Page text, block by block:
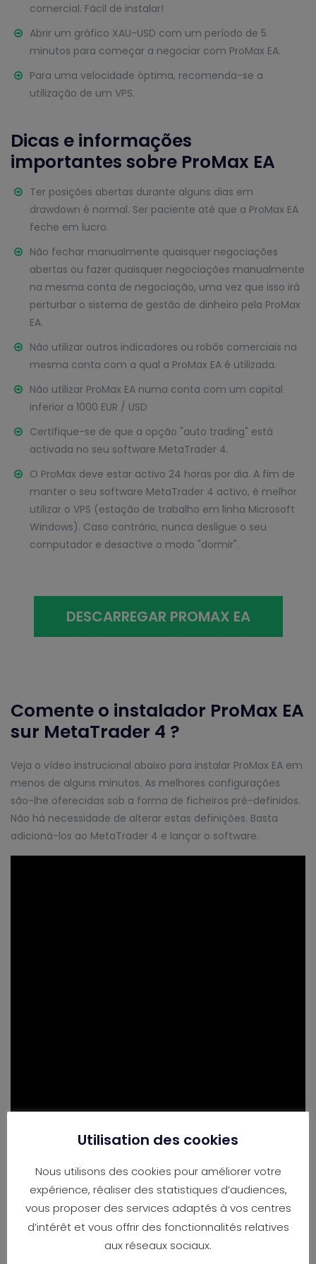
comercial. Fácil de instalar!
Abrir um gráfico XAU-USD com um período de 5
minutos para começar a negociar com ProMax EA.
Para uma velocidade óptima, recomenda-se a
utilização de um VPS.
Dicas e informações
importantes sobre ProMax EA
Ter posições abertas durante alguns dias em
drawdown é normal. Ser paciente até que a ProMax EA
feche em lucro.
Não fechar manualmente quaisquer negociações
abertas ou fazer quaisquer negociações manualmente
na mesma conta de negociação, uma vez que isso irá
perturbar o sistema de gestão de dinheiro pela ProMax
EA.
Não utilizar outros indicadores ou robôs comerciais na
mesma conta com a qual a ProMax EA é utilizada.
Não utilizar ProMax EA numa conta com um capital
inferior a 1000 EUR / USD
Certifique-se de que a opção "auto trading" está
activada no seu software MetaTrader 4.
O ProMax deve estar activo 24 horas por dia. A fim de
manter o seu software MetaTrader 4 activo, é melhor
utilizar o VPS (estação de trabalho em linha Microsoft
Windows). Caso contrário, nunca desligue o seu
computador e desactive o modo "dormir".
DESCARREGAR PROMAX EA
Comente o instalador ProMax EA
sur MetaTrader 4 ?
Veja o vídeo instrucional abaixo para instalar ProMax EA em
menos de alguns minutos. As melhores configurações
são-lhe oferecidas sob a forma de ficheiros pré-definidos.
Não há necessidade de alterar estas definições. Basta
adicioná-los ao MetaTrader 4 e lançar o software.
Utilisation des cookies
Nous utilisons des cookies pour améliorer votre
expérience, réaliser des statistiques d’audiences,
vous proposer des services adaptés à vos centres
d’intérêt et vous offrir des fonctionnalités relatives
aux réseaux sociaux.